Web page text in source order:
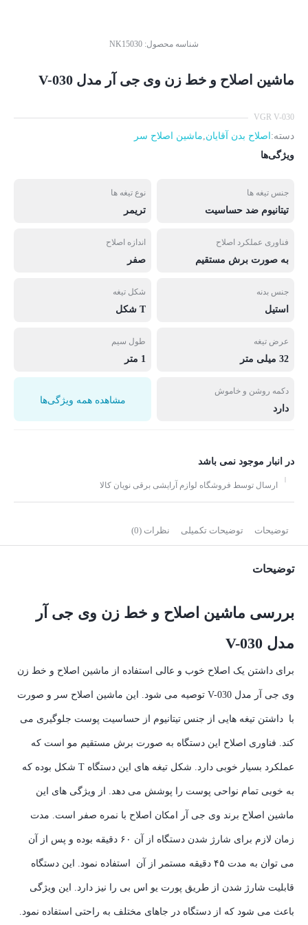
شناسه محصول: NK15030
ماشین اصلاح و خط زن وی جی آر مدل V-030
VGR V-030
دسته: اصلاح بدن آقایان,ماشین اصلاح سر
ویژگی‌ها
جنس تیغه ها
تیتانیوم ضد حساسیت
نوع تیغه ها
تریمر
فناوری عملکرد اصلاح
به صورت برش مستقیم
اندازه اصلاح
صفر
جنس بدنه
استیل
شکل تیغه
T شکل
عرض تیغه
32 میلی متر
طول سیم
1 متر
دکمه روشن و خاموش
دارد
مشاهده همه ویژگی‌ها
در انبار موجود نمی باشد
ارسال توسط فروشگاه لوازم آرایشی برقی نویان کالا
توضیحات توضیحات تکمیلی نظرات (0)
توضیحات
بررسی ماشین اصلاح و خط زن وی جی آر
مدل V-030
برای داشتن یک اصلاح خوب و عالی استفاده از ماشین اصلاح و خط زن
وی جی آر مدل V-030 توصیه می شود. این ماشین اصلاح سر و صورت
با داشتن تیغه هایی از جنس تیتانیوم از حساسیت پوست جلوگیری می
کند. فناوری اصلاح این دستگاه به صورت برش مستقیم مو است که
عملکرد بسیار خوبی دارد. شکل تیغه های این دستگاه T شکل بوده که
به خوبی تمام نواحی پوست را پوشش می دهد. از ویژگی های این
ماشین اصلاح برند وی جی آر امکان اصلاح با نمره صفر است. مدت
زمان لازم برای شارژ شدن دستگاه از آن ۶۰ دقیقه بوده و پس از آن
می توان به مدت ۴۵ دقیقه مستمر از آن استفاده نمود. این دستگاه
قابلیت شارژ شدن از طریق پورت یو اس بی را نیز دارد. این ویژگی
باعث می شود که از دستگاه در جاهای مختلف به راحتی استفاده نمود.